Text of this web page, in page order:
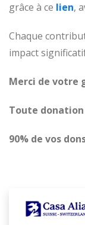
grâce à ce lien,
Chaque
impact
Merci de votre
Toute
90% de vos